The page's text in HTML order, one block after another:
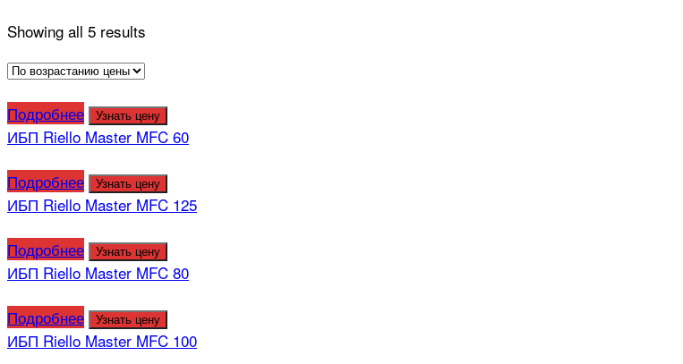
Showing all 5 results
Подробнее Узнать цену
ИБП Riello Master MFC 60
Подробнее
Узнать цену
ИБП Riello Master MFC 125
Подробнее
Узнать цену
ИБП Riello Master MFC 80
Подробнее
Узнать цену
ИБП Riello Master MFC 100